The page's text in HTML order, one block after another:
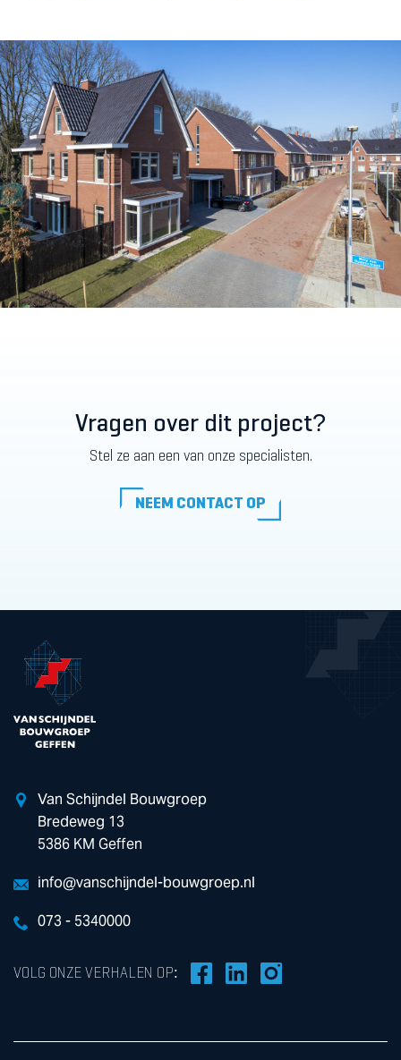
Vragen over dit project?
Stel ze aan een van onze specialisten.
NEEM CONTACT OP
NEEM CONTACT OP
Van Schijndel Bouwgroep
Bredeweg 13
5386 KM Geffen
info@vanschijndel-bouwgroep.nl
073 - 5340000
VOLG ONZE VERHALEN OP: